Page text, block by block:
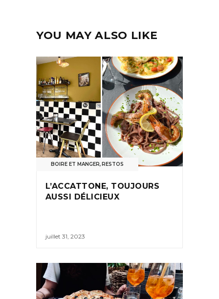
YOU MAY ALSO LIKE
BOIRE ET MANGER,RESTOS
L’ACCATTONE, TOUJOURS
AUSSI DÉLICIEUX
juillet 31, 2023